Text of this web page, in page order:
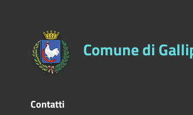
Comune di
Contatti